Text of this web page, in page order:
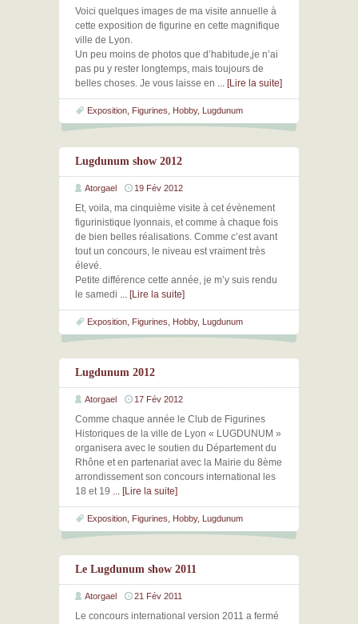
Voici quelques images de ma visite annuelle à
cette exposition de figurine en cette magnifique
ville de Lyon.
Un peu moins de photos que d’habitude,je n’ai
pas pu y rester longtemps, mais toujours de
belles choses. Je vous laisse en ... [Lire la suite]
Exposition Figurines Hobby, Lugdunum
Lugdunum show 2012
Atorgael 19 Fév 2012
Et, voila, ma cinquième visite à cet évènement
figurinistique lyonnais, et comme à chaque fois
de bien belles réalisations. Comme c’est avant
tout un concours, le niveau est vraiment très
élevé.
Petite différence cette année, je m’y suis rendu
le samedi ... [Lire la suite]
Exposition Figurines Hobby, Lugdunum
Lugdunum 2012
Atorgael 17 Fév 2012
Comme chaque année le Club de Figurines
Historiques de la ville de Lyon « LUGDUNUM »
organisera avec le soutien du Département du
Rhône et en partenariat avec la Mairie du 8ème
arrondissement son concours international les
18 et 19 ... [Lire la suite]
Exposition Figurines Hobby, Lugdunum
Le Lugdunum show 2011
Atorgael 21 Fév 2011
Le concours international version 2011 a fermé